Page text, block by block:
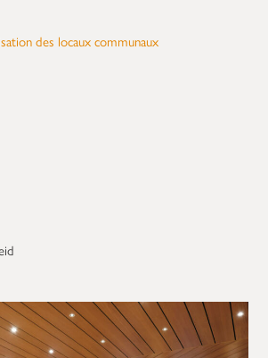
des locaux communaux